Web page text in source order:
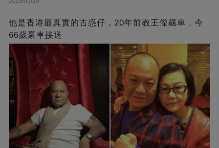
他是香港最真實的古惑仔，20年前教王傑飆車，今
66歲豪車接送